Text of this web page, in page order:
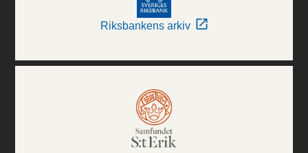
Riksbankens arkiv